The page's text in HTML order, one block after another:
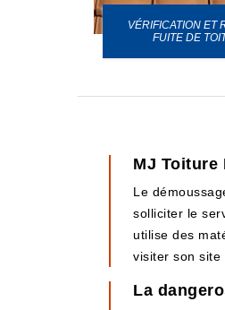
VÉRIFICATION ET
FUITE DE
MJ Toiture
Le
solliciter le
utilise des
visiter son site
La